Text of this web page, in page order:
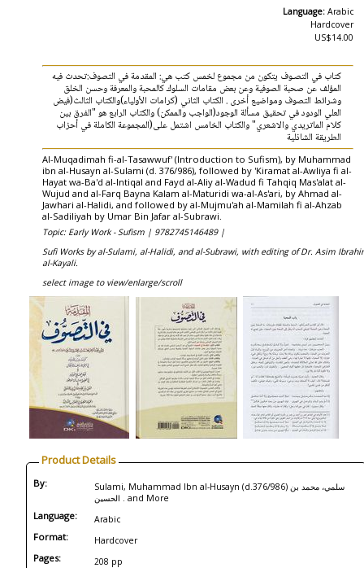
Language: Arabic
Hardcover
US$14.00
كتاب في التصـوف يتكون من مجموع لخمس كتب هي: المقدمة في التصوف:تحدث فيه
المؤلف عن صحبة الصوفية وعن بعض مقامات السلوك كالمحبة والمعرفة وحسن الخلق
وشرائط التصوف ومواضيع أخرى . الكتاب الثاني (كرامات الأولياء)والكتاب الثالث(فيض
العلي الودود في تحقيق مسألة الوجود(الواجب والممكن) والكتاب الرابع هو "الفرق بين
كلام الماتريدي والاشعري" والكتاب الخامس اشتمل على(المجموعة الكاملة في أحزاب
الطريقة الشاذلية
Al-Muqadimah fi-al-Tasawwuf' (Introduction to Sufism), by Muhammad
ibn al-Husayn al-Sulami (d. 376/986), followed by 'Kiramat al-Awliya fi al-
Hayat wa-Ba'd al-Intiqal and Fayd al-Aliy al-Wadud fi Tahqiq Mas'alat al-
Wujud and al-Farq Bayna Kalam al-Maturidi wa-al-As'ari, by Ahmad al-
Jawhari al-Halidi, and followed by al-Mujmu'ah al-Mamilah fi al-Ahzab
al-Sadiliyah by Umar Bin Jafar al-Subrawi.
Topic: Early Work - Sufism | 9782745146489 |
Sufi Works by al-Sulami, al-Halidi, and al-Subrawi, with editing of Dr. Asim
al-Kayali.
select image to view/enlarge/scroll
Product Details
By:
Sulami, Muhammad Ibn al-Husayn (d.376/986) سلمي، محمد بن
الحسين . and More
Language: Arabic
Format: Hardcover
Pages: 208 pp